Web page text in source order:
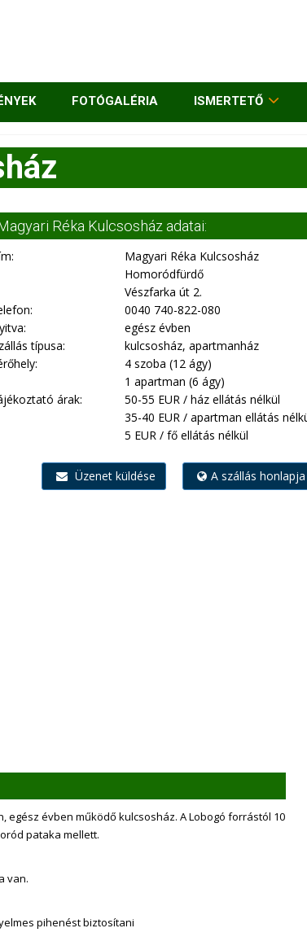
FOTÓGALÉRIA ISMERTETŐ
Réka Kulcsosház adatai:
Magyari Réka Kulcsosház
Homoródfürdő
Vészfarka út 2.
0040 740-822-080
egész évben
típusa:
kulcsosház, apartmanház
4 szoba (12 ágy)
1 apartman (6 ágy)
árak:
50-55 EUR / ház ellátás nélkül
35-40 EUR / apartman ellátás
5 EUR / fő ellátás nélkül
Üzenet küldése A szállás honlapja
évben működő kulcsosház. A Lobogó forrástól 10
pataka mellett.
van.
pihenést biztosítani